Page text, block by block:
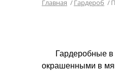
Главная Гардероб
Гардеробные
окрашенными в